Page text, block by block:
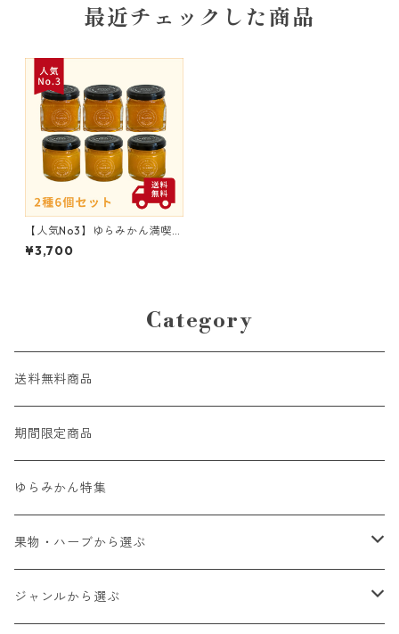
最近チェックした商品
【人気No3】ゆらみかん満喫セ
ット｜ジャム3個×ゆらみかん
バター3個
¥3,700
Category
送料無料商品
期間限定商品
ゆらみかん特集
果物・ハーブから選ぶ
ゆらみかん
ジャンルから選ぶ